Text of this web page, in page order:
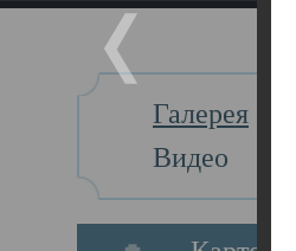
Галерея
Видео